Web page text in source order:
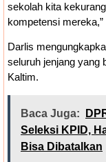
sekolah kita
kompetensi
Darlis
seluruh jenjang yang
Kaltim.
Baca Juga:
Seleksi KPID,
Bisa Dibatalkan